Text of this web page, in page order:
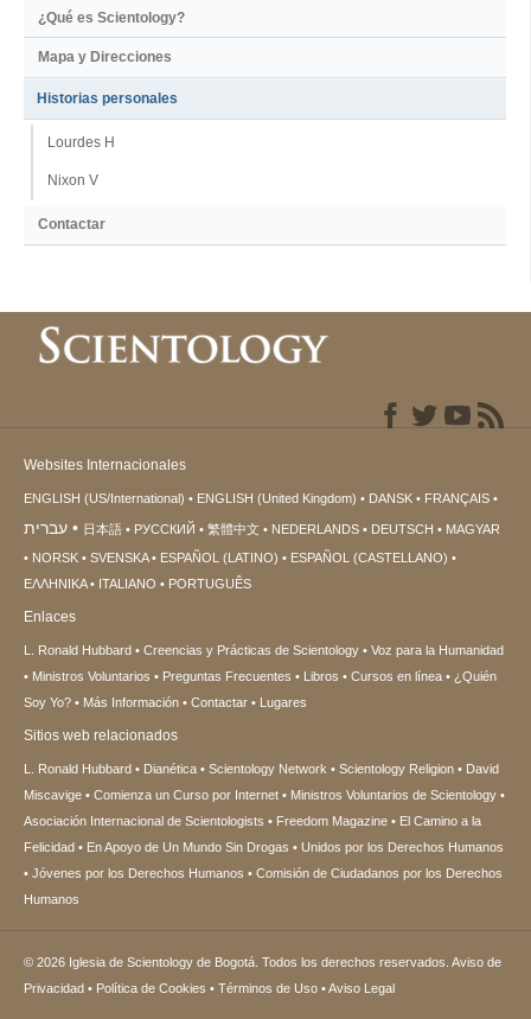
¿Qué es Scientology?
Mapa y Direcciones
Historias personales
Lourdes H
Nixon V
Contactar
Websites Internacionales
ENGLISH (US/International) ENGLISH (United Kingdom) DANSK FRANÇAIS
עברית 日本語 РУССКИЙ 繁體中文 NEDERLANDS DEUTSCH
MAGYAR
NORSK
SVENSKA ESPAÑOL (LATINO)
ESPAÑOL (CASTELLANO)
ΕΛΛΗΝΙΚA
ITALIANO PORTUGUÊS
Enlaces
L. Ronald Hubbard Creencias y Prácticas de Scientology
Voz para la Humanidad
Ministros Voluntarios
Preguntas Frecuentes Libros Cursos en línea
¿Quién
Soy Yo?
Más Información Contactar Lugares
Sitios web relacionados
L. Ronald Hubbard Dianética Scientology Network Scientology Religion
David
Miscavige
Comienza un Curso por Internet
Ministros Voluntarios de Scientology
Asociación Internacional de Scientologists
Freedom Magazine
El Camino a la
Felicidad
En Apoyo de Un Mundo Sin Drogas
Unidos por los Derechos Humanos
Jóvenes por los Derechos Humanos
Comisión de Ciudadanos por los Derechos
Humanos
© 2026 Iglesia de Scientology de Bogotá. Todos los derechos reservados. Aviso de
Privacidad • Política de Cookies • Términos de Uso •Aviso Legal